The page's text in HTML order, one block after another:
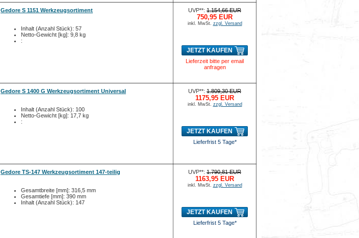
Gedore S 1151 Werkzeugsortiment
Inhalt (Anzahl Stück): 57
Netto-Gewicht [kg]: 9,8 kg
:
UVP**: 1.154,66 EUR
750,95 EUR
inkl. MwSt. zzgl. Versand
JETZT KAUFEN
Lieferzeit bitte per email
anfragen
Gedore S 1400 G Werkzeugsortiment Universal
Inhalt (Anzahl Stück): 100
Netto-Gewicht [kg]: 17,7 kg
:
UVP**: 1.809,30 EUR
1175,95 EUR
inkl. MwSt. zzgl. Versand
JETZT KAUFEN
Lieferfrist 5 Tage*
Gedore TS-147 Werkzeugsortiment 147-teilig
Gesamtbreite [mm]: 316,5 mm
Gesamtiefe [mm]: 390 mm
Inhalt (Anzahl Stück): 147
UVP**: 1.790,81 EUR
1163,95 EUR
inkl. MwSt. zzgl. Versand
JETZT KAUFEN
Lieferfrist 5 Tage*